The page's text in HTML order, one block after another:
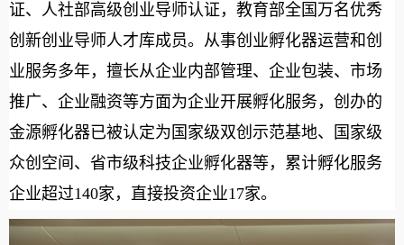
证、人社部高级创业导师认证，教育部全国万名优秀
创新创业导师人才库成员。从事创业孵化器运营和创
业服务多年，擅长从企业内部管理、企业包装、市场
推广、企业融资等方面为企业开展孵化服务，创办的
金源孵化器已被认定为国家级双创示范基地、国家级
众创空间、省市级科技企业孵化器等，累计孵化服务
企业超过140家，直接投资企业17家。